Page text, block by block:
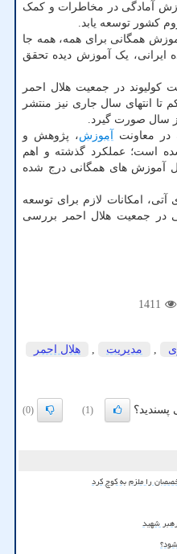
آمادگی در مخاطرات و کمک
کشور توسعه یابد.
همگانی برای همه، همه جا
ایرانی، یک آموزش دیده تحقق
در جمعیت هلال احمر
انتهای سال جاری نیز منتشر
سال صورت گیرد.
آموزش، پژوهش و
است؛ عملکرد گذشته و اهم
آموزش های همگانی درج شده
امکانات لازم برای توسعه
در جمعیت هلال احمر بررسی
1411
, مدیریت , هلال احمر
(1)
(0)
را ملزم به کوچ کرد
شهید